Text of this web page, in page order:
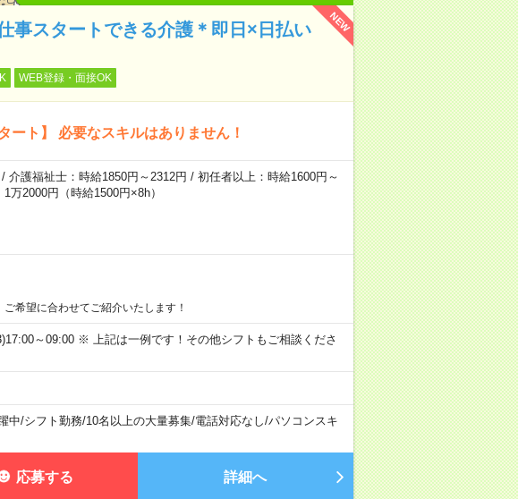
NEW
事スタートできる介護＊即日×日払い
WEB登録・面接OK
ート】 必要なスキルはありません！
介護福祉士：時給1850円～2312円 / 初任者以上：時給1600円～
円（時給1500円×8h）
希望に合わせてご紹介いたします！
～09:00 ※ 上記は一例です！その他シフトもご相談くださ
中/シフト勤務/10名以上の大量募集/電話対応なし/パソコンスキ
応募する 詳細へ